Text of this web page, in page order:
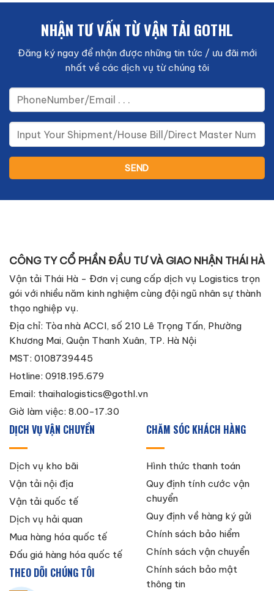
NHẬN TƯ VẤN TỪ VẬN TẢI GOTHL
Đăng ký ngay để nhận được những tin tức / ưu đãi mới
nhất về các dịch vụ từ chúng tôi
CÔNG TY CỔ PHẦN ĐẦU TƯ VÀ GIAO NHẬN THÁI HÀ
Vận tải Thái Hà - Đơn vị cung cấp dịch vụ Logistics trọn
gói với nhiều năm kinh nghiệm cùng đội ngũ nhân sự thành
thạo nghiệp vụ.
Địa chỉ: Tòa nhà ACCI, số 210 Lê Trọng Tấn, Phường
Khương Mai, Quận Thanh Xuân, TP. Hà Nội
MST: 0108739445
Hotline: 0918.195.679
Email: thaihalogistics@gothl.vn
Giờ làm việc: 8.00-17.30
DỊCH VỤ VẬN CHUYỂN
Dịch vụ kho bãi
Vận tải nội địa
Vận tải quốc tế
Dịch vụ hải quan
Mua hàng hóa quốc tế
Đấu giá hàng hóa quốc tế
THEO DÕI CHÚNG TÔI
CHĂM SÓC KHÁCH HÀNG
Hình thức thanh toán
Quy định tính cước vận
chuyển
Quy định về hàng ký gửi
Chính sách bảo hiểm
Chính sách vận chuyển
Chính sách bảo mật
thông tin